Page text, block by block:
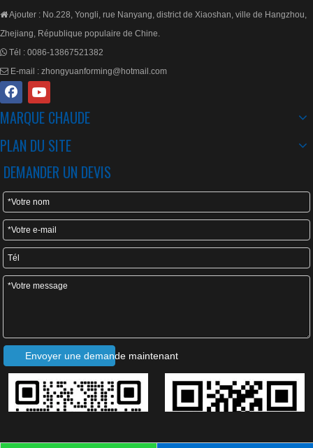
Contactez-nous:
Ajouter : No.228, Yongli, rue Nanyang, district de Xiaoshan, ville de Hangzhou,
Zhejiang, République populaire de Chine.
 Tél : 0086-13867521382
 E-mail : zhongyuanforming@hotmail.com
MARQUE CHAUDE
PLAN DU SITE
DEMANDER UN DEVIS
Envoyer une demande maintenant
Copyright © 2003-2021 Usine de machines de Hangzhou Zhongyuan Tous droits